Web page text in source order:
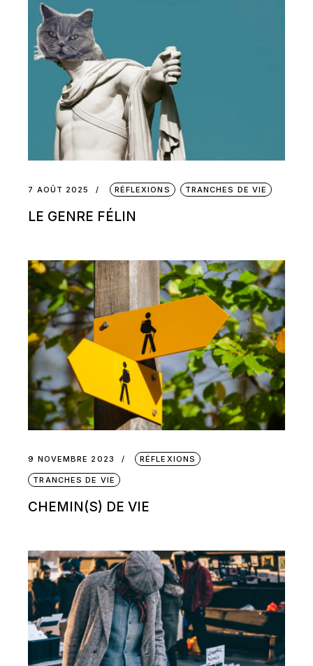
7 AOÛT 2025 RÉFLEXIONS TRANCHES DE VIE
LE GENRE FÉLIN
9 NOVEMBRE 2023 RÉFLEXIONS
TRANCHES DE VIE
CHEMIN(S) DE VIE